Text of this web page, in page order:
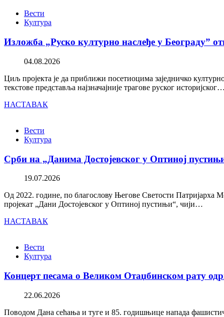
Вести
Култура
Изложба „Руско културно наслеђе у Београду”
04.08.2026
Циљ пројекта је да приближи посетиоцима заједничко
текстове представља најзначајније трагове руског
НАСТАВАК
Вести
Култура
Срби на „Данима Достојевског у Оптиној
19.07.2026
Од 2022. године, по благослову Његове Светости Патријарха
пројекат „Дани Достојевског у Оптиној пустињи“, чији…
НАСТАВАК
Вести
Култура
Концерт песама о Великом Отаџбинском рату
22.06.2026
Поводом Дана сећања и туге и 85. годишњице напада